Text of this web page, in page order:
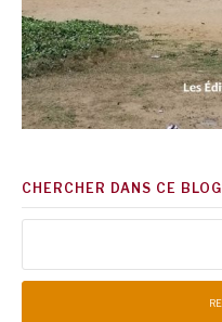
CHERCHER DANS CE BLOG